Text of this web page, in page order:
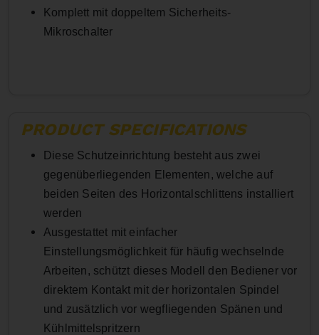
Komplett mit doppeltem Sicherheits-
Mikroschalter
PRODUCT SPECIFICATIONS
Diese Schutzeinrichtung besteht aus zwei
gegenüberliegenden Elementen, welche auf
beiden Seiten des Horizontalschlittens installiert
werden
Ausgestattet mit einfacher
Einstellungsmöglichkeit für häufig wechselnde
Arbeiten, schützt dieses Modell den Bediener vor
direktem Kontakt mit der horizontalen Spindel
und zusätzlich vor wegfliegenden Spänen und
Kühlmittelspritzern